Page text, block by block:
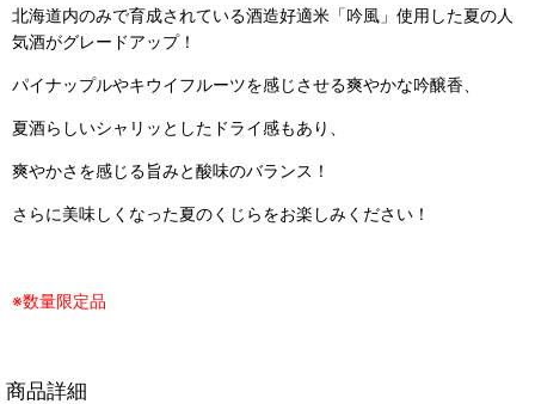
北海道内のみで育成されている酒造好適米「吟風」使用した夏の人
気酒がグレードアップ！
パイナップルやキウイフルーツを感じさせる爽やかな吟醸香、
夏酒らしいシャリッとしたドライ感もあり、
爽やかさを感じる旨みと酸味のバランス！
さらに美味しくなった夏のくじらをお楽しみください！
※数量限定品
商品詳細